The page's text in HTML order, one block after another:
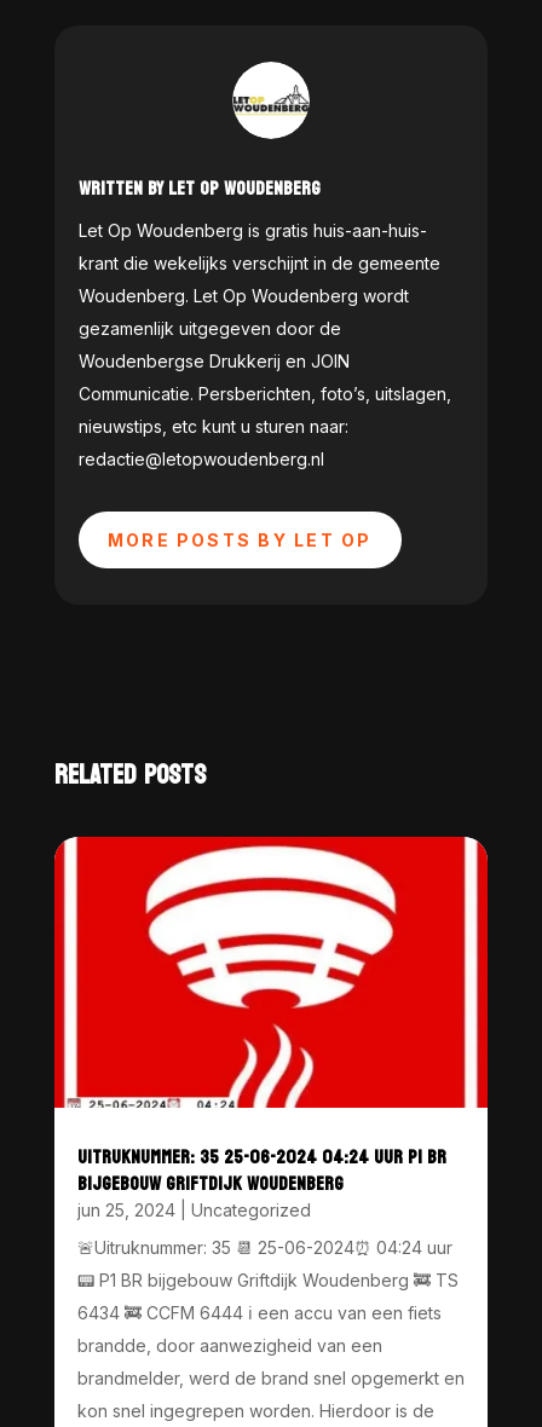
WRITTEN BY LET OP WOUDENBERG
Let Op Woudenberg is gratis huis-aan-huis-
krant die wekelijks verschijnt in de gemeente
Woudenberg. Let Op Woudenberg wordt
gezamenlijk uitgegeven door de
Woudenbergse Drukkerij en JOIN
Communicatie. Persberichten, foto’s, uitslagen,
nieuwstips, etc kunt u sturen naar:
redactie@letopwoudenberg.nl
MORE POSTS BY LET OP
RELATED POSTS
UITRUKNUMMER: 35 25-06-2024 04:24 UUR P1 BR
BIJGEBOUW GRIFTDIJK WOUDENBERG
jun 25, 2024| Uncategorized
🚨Uitruknummer: 35 📆 25-06-2024⏰ 04:24 uur
📟 P1 BR bijgebouw Griftdijk Woudenberg 🚒 TS
6434 🚒 CCFM 6444 ℹ️ een accu van een fiets
brandde, door aanwezigheid van een
brandmelder, werd de brand snel opgemerkt en
kon snel ingegrepen worden. Hierdoor is de